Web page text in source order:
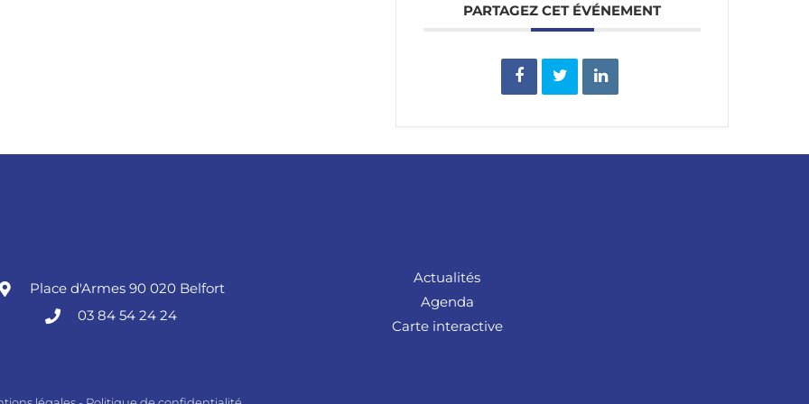
PARTAGEZ CET ÉVÉNEMENT
Place d'Armes 90 020 Belfort
03 84 54 24 24
Actualités
Agenda
Carte interactive